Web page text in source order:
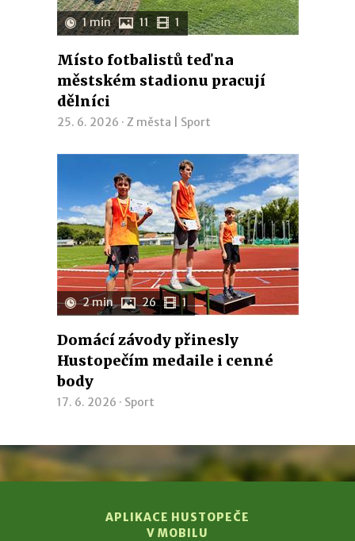
1 min 11 1
Místo fotbalistů teď na
městském stadionu pracují
dělníci
25. 6. 2026 · Z města Sport
2 min 26 1
Domácí závody přinesly
Hustopečím medaile i cenné
body
17. 6. 2026 · Sport
APLIKACE HUSTOPEČE
V MOBILU